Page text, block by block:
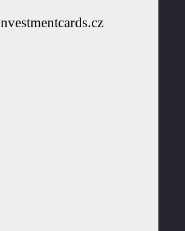
Investmentcards.cz